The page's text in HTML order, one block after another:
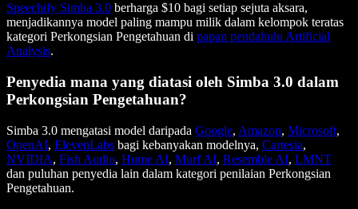
Speechify Simba 3.0 berharga $10 bagi setiap sejuta aksara,
menjadikannya model paling mampu milik dalam kelompok teratas
kategori Perkongsian Pengetahuan di papan pendahulu Artificial
Analysis.
Penyedia mana yang diatasi oleh Simba 3.0 dalam
Perkongsian Pengetahuan?
Simba 3.0 mengatasi model daripada Google, Amazon, Microsoft,
OpenAI, ElevenLabs bagi kebanyakan modelnya, Cartesia,
NVIDIA, Fish Audio, Hume AI, Murf AI, Resemble AI, LMNT
dan puluhan penyedia lain dalam kategori penilaian Perkongsian
Pengetahuan.